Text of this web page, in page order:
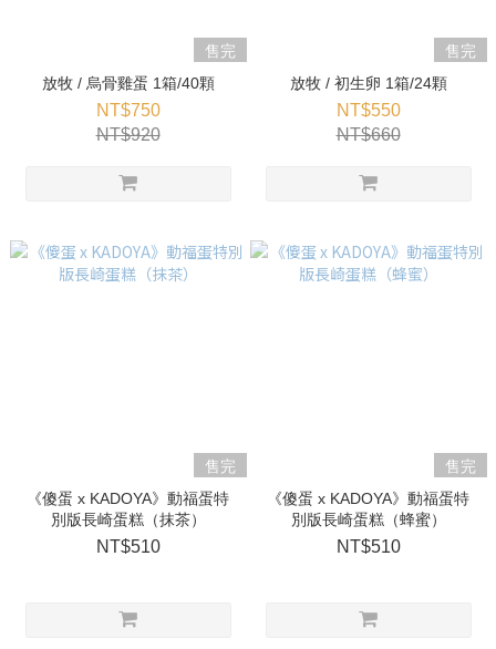
售完
放牧 / 烏骨雞蛋 1箱/40顆
NT$750
NT$920
售完
放牧 / 初生卵 1箱/24顆
NT$550
NT$660
售完
《傻蛋 x KADOYA》動福蛋特
別版長崎蛋糕（抹茶）
NT$510
售完
《傻蛋 x KADOYA》動福蛋特
別版長崎蛋糕（蜂蜜）
NT$510